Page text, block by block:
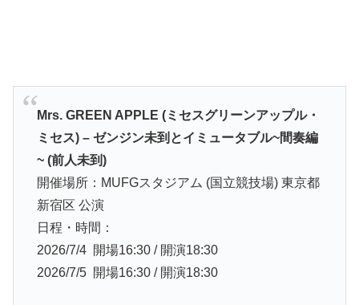
Mrs. GREEN APPLE (ミセスグリーンアップル・
ミセス) – ゼンジン未到とイミュータブル~間奏編
~ (前人未到)
開催場所：MUFGスタジアム (国立競技場) 東京都
新宿区 公演
日程・時間：
2026/7/4 開場16:30 / 開演18:30
2026/7/5 開場16:30 / 開演18:30